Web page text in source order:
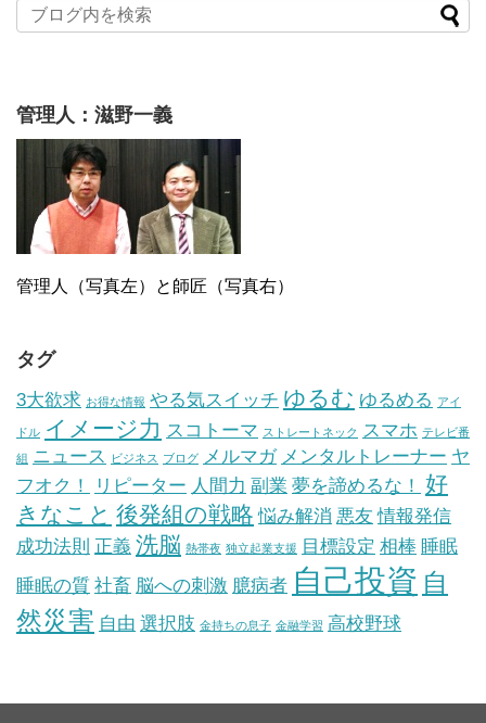
管理人：滋野一義
管理人（写真左）と師匠（写真右）
タグ
3大欲求 お得な情報 やる気スイッチ ゆるむ ゆるめる アイ
ドル イメージ力 スコトーマ ストレートネック スマホ テレビ番
組 ニュース ビジネス ブログ メルマガ メンタルトレーナー ヤ
フオク！
リピーター 人間力 副業 夢を諦めるな！ 好
きなこと 後発組の戦略 悩み解消 悪友 情報発信
成功法則 正義 洗脳 熱帯夜 独立起業支援 目標設定 相棒 睡眠
睡眠の質 社畜 脳への刺激 臆病者 自己投資 自
然災害 自由 選択肢 金持ちの息子 金融学習 高校野球